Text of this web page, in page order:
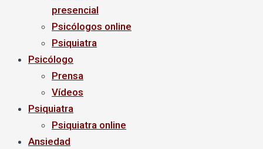
presencial
Psicólogos online
Psiquiatra
Psicólogo
Prensa
Vídeos
Psiquiatra
Psiquiatra online
Ansiedad